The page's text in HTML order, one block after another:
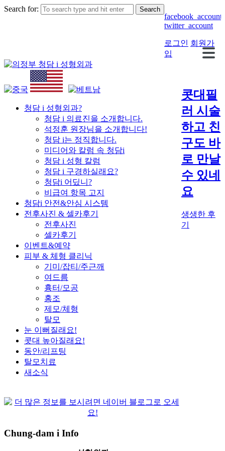
Search for:
facebook_account
twitter_account
로그인 회원가
입
청담 i 성형외과?
청담 i 의료진을 소개합니다.
석정훈 원장님을 소개합니다!
청담 i는 정직합니다.
미디어와 칼럼 속 청담i
청담 i 성형 칼럼
청담 i 구경하실래요?
청담i 어딨니?
비급여 항목 고지
청담i 안전&안심 시스템
전후사진 & 셀카후기
전후사진
셀카후기
이벤트&예약
피부 & 체형 클리닉
기미/잡티/주근깨
여드름
흉터/모공
홍조
제모/체형
탈모
눈 이뻐질래요!
콧대 높아질래요!
동안/리프팅
탈모치료
새소식
콧대필
러 시술
하고 친
구도 바
로 만날
수 있네
요
생생한 후
기
Chung-dam i Info